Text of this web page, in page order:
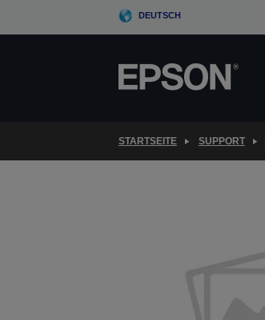
DEUTSCH
STARTSEITE SUPPORT